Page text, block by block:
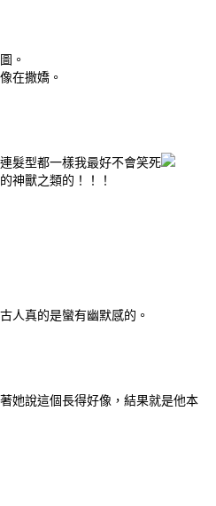
。
在撒嬌。
髮型都一樣我最好不會笑死
神獸之類的！！！
人真的是蠻有幽默感的。
她說這個長得好像，結果就是他本